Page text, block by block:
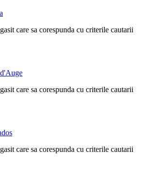
care sa corespunda cu criterile cautarii
care sa corespunda cu criterile cautarii
care sa corespunda cu criterile cautarii